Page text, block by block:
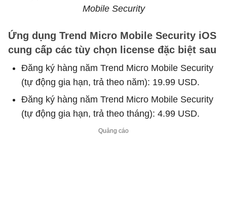
Mobile Security
Ứng dụng Trend Micro Mobile Security iOS
cung cấp các tùy chọn license đặc biệt sau
Đăng ký hàng năm Trend Micro Mobile Security
(tự động gia hạn, trả theo năm): 19.99 USD.
Đăng ký hàng năm Trend Micro Mobile Security
(tự động gia hạn, trả theo tháng): 4.99 USD.